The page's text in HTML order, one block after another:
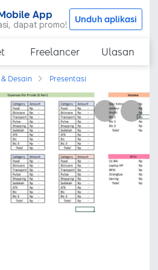
App
dapat promo! Unduh aplikasi
Freelancer Ulasan
Desain Presentasi